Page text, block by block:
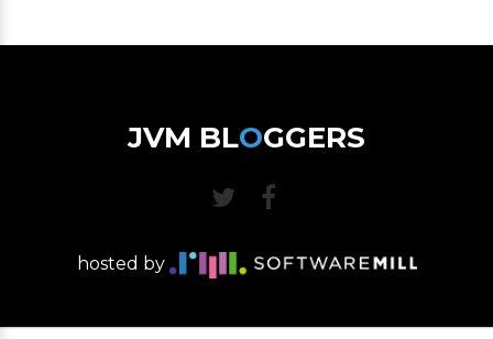
JVM BLOGGERS
hosted by